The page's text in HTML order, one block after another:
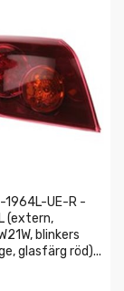
1964L-UE-R -
(extern,
blinkers
glasfärg röd)...